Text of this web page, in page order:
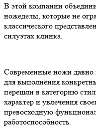
В этой компании
ножеделы, которые не
классического
силуэтах клинка.
Современные ножи давно
для выполнения
перешли в категорию
характер и увлечения
превосходную
работоспособность.